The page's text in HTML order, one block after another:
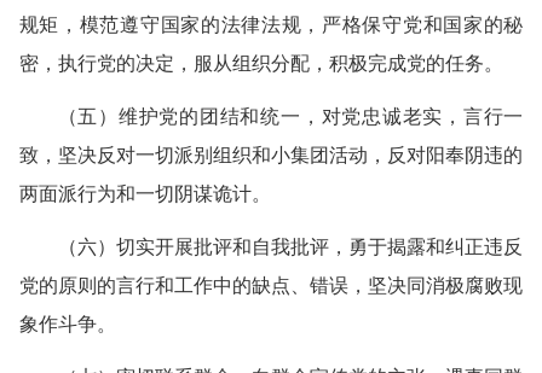
规矩，模范遵守国家的法律法规，严格保守党和国家的秘
密，执行党的决定，服从组织分配，积极完成党的任务。
（五）维护党的团结和统一，对党忠诚老实，言行一
致，坚决反对一切派别组织和小集团活动，反对阳奉阴违的
两面派行为和一切阴谋诡计。
（六）切实开展批评和自我批评，勇于揭露和纠正违反
党的原则的言行和工作中的缺点、错误，坚决同消极腐败现
象作斗争。